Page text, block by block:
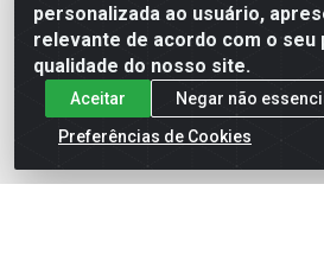
personalizada ao usuário,
relevante de acordo com o
qualidade do nosso site.
Aceitar
Negar não
Preferências de Cookies
Fale
(21) 2584-
Instagram